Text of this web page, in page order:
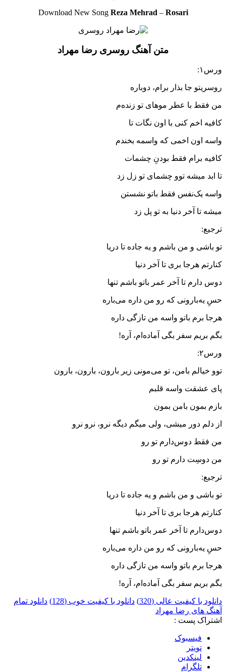
Download New Song Reza Mehrad – Rosari
متن آهنگ روسری رضا مهراد
ورس۱:
روسریتو جا بذار برام، دوباره
من فقط با عطر موهای تو زنده‌م
کافیه اخم کنی با اون نگات تا
واسه اون اخمی که واسمه بخندم
کافیه برام فقط بودنِ چشمات
تا ابد میشه توو چشمای تو زل زد
واسه یک‌نفس فقط باتو نشستن
میشه تا آخر دنیا به تو پل زد
ترجیع:
تو باشی و من باشم و یه جاده تا دریا
کنارتم هرجا بری تا آخر دنیا
دوس دارم تا آخر عمر باتو باشم تنها
حسِ یه‌بارونی که رو من داره می‌باره
هرجا برم باتو واسه من تازگی داره
بگم بریم سفر بگی آماده‌ام، آره!
ورس۲:
توو خیالم بامن، تو می‌مونی زیر بارون، بارون، بارون
پای عشقت واسه قلبم
بازم بمون بامن بمون
از دلم دور میشی، ولی میگم دیگه نرو، نرو نرو
من فقط دوس‌دارم تو رو
من دوسِت دارم تو رو
ترجیع:
تو باشی و من باشم و یه جاده تا دریا
کنارتم هرجا بری تا آخر دنیا
دوس‌دارم تا آخر عمر باتو باشم تنها
حسِ یه‌بارونی که رو من داره می‌باره
هرجا برم باتو واسه من تازگی داره
بگم بریم سفر بگی آماده‌ام، آره!
دانلود با کیفیت عالی (320) دانلود با کیفیت خوب (128)
دانلود تمام
آهنگ های رضا مهراد
اشتراک پست :
فيسبوک
تويتر
لینکدین
تلگرام